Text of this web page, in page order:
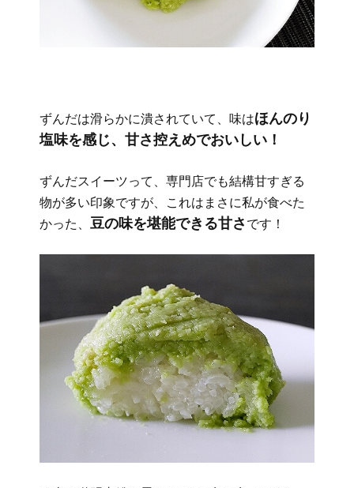
ずんだは滑らかに潰されていて、味はほんのり
塩味を感じ、甘さ控えめでおいしい！
ずんだスイーツって、専門店でも結構甘すぎる
物が多い印象ですが、これはまさに私が食べた
かった、 豆の味を堪能できる甘さ です！